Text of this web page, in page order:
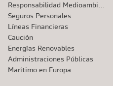
Seguros Personales
Líneas Financieras
Caución
Energías Renovables
Administraciones Públicas
Marítimo en Europa